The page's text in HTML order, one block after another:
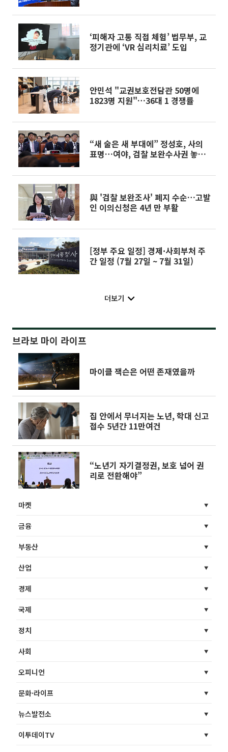
‘피해자 고통 직접 체험’ 법무부, 교
정기관에 ‘VR 심리치료’ 도입
안민석 "교권보호전담관 50명에
1823명 지원"…36대 1 경쟁률
“새 술은 새 부대에” 정성호, 사의
표명…여야, 검찰 보완수사권 놓고
與 '검찰 보완조사' 폐지 수순…고발
인 이의신청은 4년 만 부활
[정부 주요 일정] 경제·사회부처 주
간 일정 (7월 27일 ~ 7월 31일)
더보기
브라보 마이 라이프
마이클 잭슨은 어떤 존재였을까
집 안에서 무너지는 노년, 학대 신고
접수 5년간 11만여건
“노년기 자기결정권, 보호 넘어 권
리로 전환해야”
마켓
금융
부동산
산업
경제
국제
정치
사회
오피니언
문화·라이프
뉴스발전소
이투데이TV